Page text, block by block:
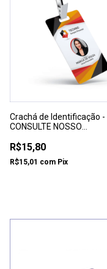
Crachá de Identificação -
CONSULTE NOSSO
ORÇAMENTO
PERSONALIZADO
R$15,80
R$15,01 com Pix